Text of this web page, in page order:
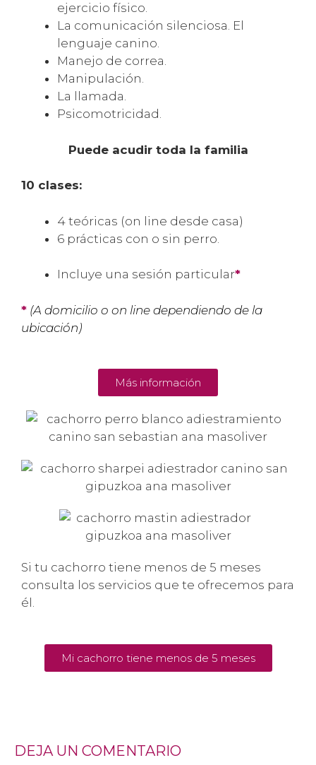
ejercicio físico.
La comunicación silenciosa. El
lenguaje canino.
Manejo de correa.
Manipulación.
La llamada.
Psicomotricidad.
Puede acudir toda la familia
10 clases:
4 teóricas (on line desde casa)
6 prácticas con o sin perro.
Incluye una sesión particular*
* (A domicilio o on line dependiendo de la
ubicación)
Más información
Si tu cachorro tiene menos de 5 meses
consulta los servicios que te ofrecemos para
él.
Mi cachorro tiene menos de 5 meses
DEJA UN COMENTARIO